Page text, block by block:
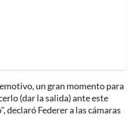
un gran momento para
(dar la salida) ante este
declaró Federer a las cámaras